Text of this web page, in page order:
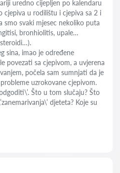
uredno cijepljen po kalendaru
cjepiva u rodilištu i cjepiva sa 2 i
smo svaki mjesec nekoliko puta
bronhiolitis, upale…
sina, imao je određene
povezati sa cjepivom, a uvjerena
počela sam sumnjati da je
uzrokovane cjepivom.
Što u tom slučaju? Što
djeteta? Koje su